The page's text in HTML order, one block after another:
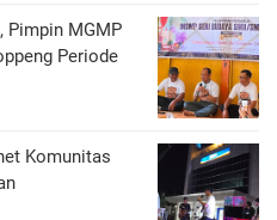
Pimpin MGMP
Periode
Komunitas